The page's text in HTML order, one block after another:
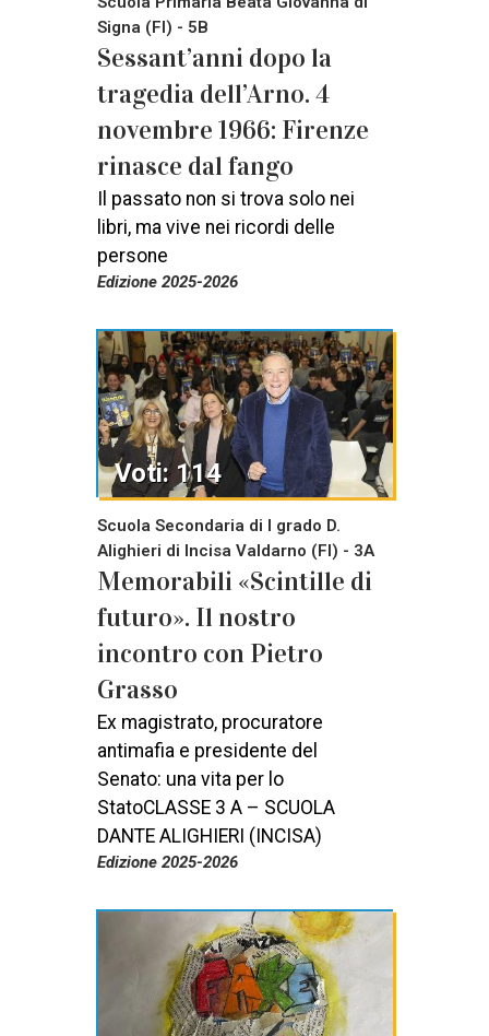
Signa (FI) - 5B
Sessant’anni dopo la
tragedia dell’Arno. 4
novembre 1966: Firenze
rinasce dal fango
Il passato non si trova solo nei
libri, ma vive nei ricordi delle
persone
Edizione 2025-2026
Scuola Secondaria di I grado D.
Alighieri di Incisa Valdarno (FI) - 3A
Memorabili «Scintille di
futuro». Il nostro
incontro con Pietro
Grasso
Ex magistrato, procuratore
antimafia e presidente del
Senato: una vita per lo
StatoCLASSE 3 A – SCUOLA
DANTE ALIGHIERI (INCISA)
Edizione 2025-2026
Voti: 114